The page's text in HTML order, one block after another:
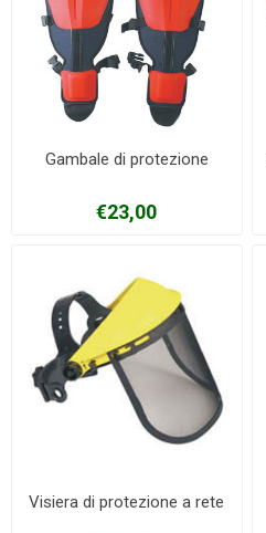
Gambale di protezione
€23,00
Visiera di protezione a rete